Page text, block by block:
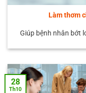
Làm thơm
Giúp bệnh nhân bớt
28
Th10